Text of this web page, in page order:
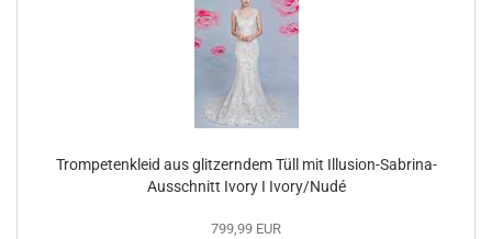
Trompetenkleid aus glitzerndem Tüll mit Illusion-Sabrina-
Ausschnitt Ivory I Ivory/Nudé
799,99 EUR